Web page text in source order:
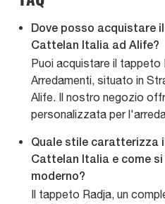
Dove posso acquistare
Cattelan Italia ad Alife?
Puoi acquistare il tappeto
Arredamenti, situato in
Alife. Il nostro negozio
personalizzata per
Quale stile caratterizza
Cattelan Italia e come
moderno?
Il tappeto Radja, un